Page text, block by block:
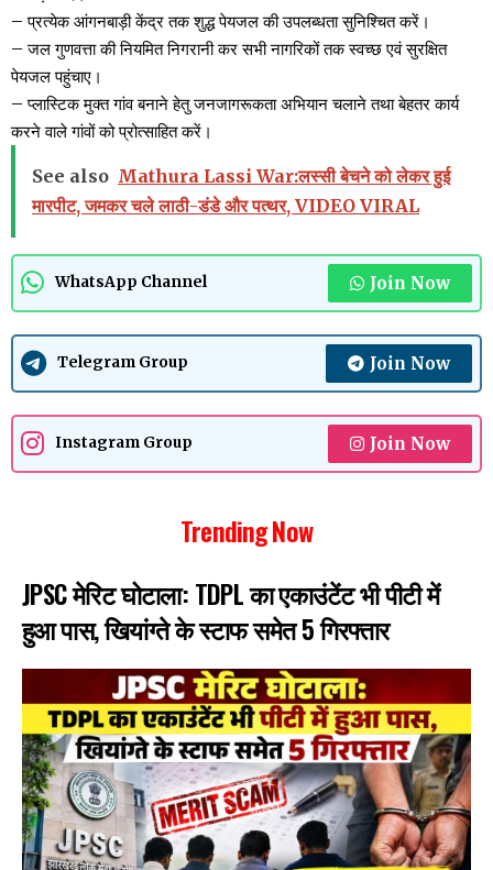
– प्रत्येक आंगनबाड़ी केंद्र तक शुद्ध पेयजल की उपलब्धता सुनिश्चित करें।
– जल गुणवत्ता की नियमित निगरानी कर सभी नागरिकों तक स्वच्छ एवं सुरक्षित
पेयजल पहुंचाए।
– प्लास्टिक मुक्त गांव बनाने हेतु जनजागरूकता अभियान चलाने तथा बेहतर कार्य
करने वाले गांवों को प्रोत्साहित करें।
See also Mathura Lassi War:लस्सी बेचने को लेकर हुई
मारपीट, जमकर चले लाठी-डंडे और पत्थर, VIDEO VIRAL
WhatsApp Channel Join Now
Telegram Group Join Now
Instagram Group Join Now
Trending Now
JPSC मेरिट घोटाला: TDPL का एकाउंटेंट भी पीटी में
हुआ पास, खियांग्ते के स्टाफ समेत 5 गिरफ्तार